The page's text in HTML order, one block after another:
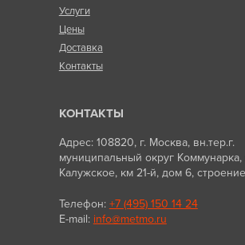
Услуги
Цены
Доставка
Контакты
КОНТАКТЫ
Адрес: 108820, г. Москва, вн.тер.г.
муниципальный округ
Калужское, км 21-й, дом 6,
Телефон: +7 (495) 150 14 24
E-mail: info@metmo.ru